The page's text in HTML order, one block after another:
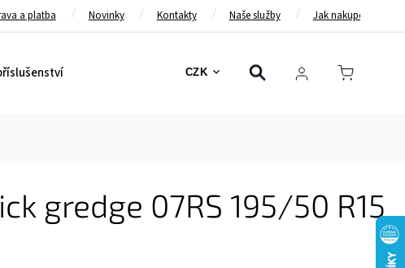
a platba Novinky Kontakty Naše služby Jak nakupovat
CZK
Bezpečnostní pásy Bezpečnostní rámy
gredge 07RS 195/50 R15